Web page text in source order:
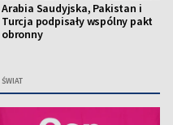
Arabia Saudyjska, Pakistan i
Turcja podpisały wspólny pakt
obronny
ŚWIAT